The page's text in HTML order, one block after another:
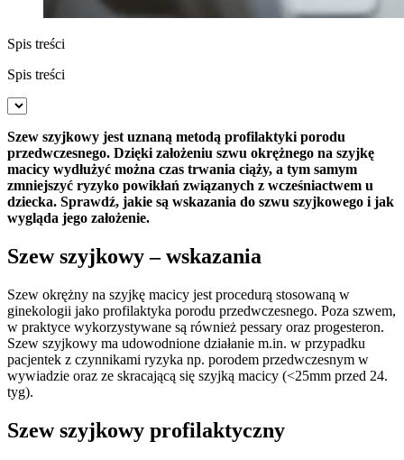
Spis treści
Spis treści
Szew szyjkowy jest uznaną metodą profilaktyki porodu
przedwczesnego. Dzięki założeniu szwu okrężnego na szyjkę
macicy wydłużyć można czas trwania ciąży, a tym samym
zmniejszyć ryzyko powikłań związanych z wcześniactwem u
dziecka. Sprawdź, jakie są wskazania do szwu szyjkowego i jak
wygląda jego założenie.
Szew szyjkowy – wskazania
Szew okrężny na szyjkę macicy jest procedurą stosowaną w
ginekologii jako profilaktyka porodu przedwczesnego. Poza szwem,
w praktyce wykorzystywane są również pessary oraz progesteron.
Szew szyjkowy ma udowodnione działanie m.in. w przypadku
pacjentek z czynnikami ryzyka np. porodem przedwczesnym w
wywiadzie oraz ze skracającą się szyjką macicy (<25mm przed 24.
tyg).
Szew szyjkowy profilaktyczny